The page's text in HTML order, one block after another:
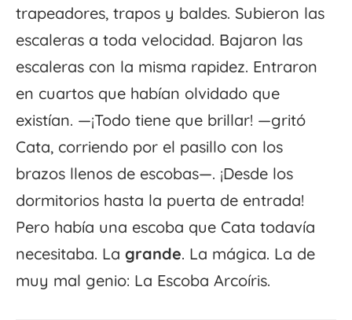
trapeadores, trapos y baldes. Subieron las
escaleras a toda velocidad. Bajaron las
escaleras con la misma rapidez. Entraron
en cuartos que habían olvidado que
existían. —¡Todo tiene que brillar! —gritó
Cata, corriendo por el pasillo con los
brazos llenos de escobas—. ¡Desde los
dormitorios hasta la puerta de entrada!
Pero había una escoba que Cata todavía
necesitaba. La grande. La mágica. La de
muy mal genio: La Escoba Arcoíris.